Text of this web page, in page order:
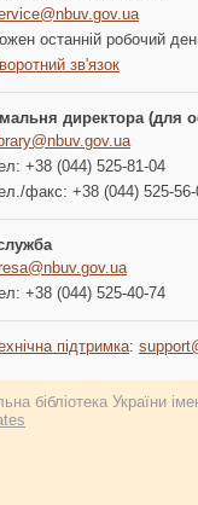
останній робочий
зв'язок
директора (для
+38 (044) 525-81-04
факс: +38 (044) 525-56-
+38 (044) 525-40-74
підтримка:
бібліотека України